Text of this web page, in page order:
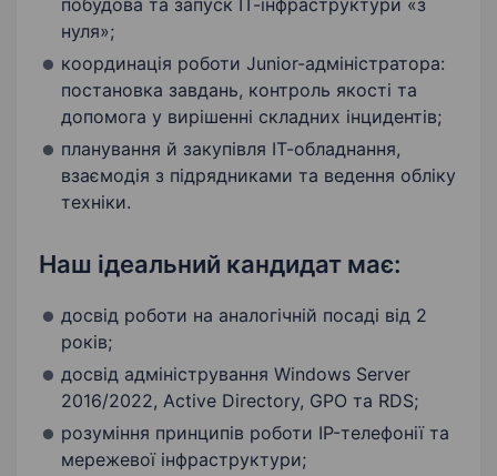
побудова та запуск ІТ-інфраструктури «з
нуля»;
координація роботи Junior-адміністратора:
постановка завдань, контроль якості та
допомога у вирішенні складних інцидентів;
планування й закупівля ІТ-обладнання,
взаємодія з підрядниками та ведення обліку
техніки.
Наш ідеальний кандидат має:
досвід роботи на аналогічній посаді від 2
років;
досвід адміністрування Windows Server
2016/2022, Active Directory, GPO та RDS;
розуміння принципів роботи IP-телефонії та
мережевої інфраструктури;